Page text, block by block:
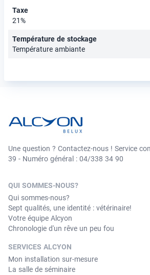
Taxe
21%
Température de stockage
Température ambiante
Une question ? Contactez-nous ! Service
39 - Numéro général : 04/338 34 90
QUI SOMMES-NOUS?
Qui sommes-nous?
Sept qualités, une identité : vétérinaire!
Votre équipe Alcyon
Chronologie d'un rêve un peu fou
SERVICES ALCYON
Mon installation sur-mesure
La salle de séminaire